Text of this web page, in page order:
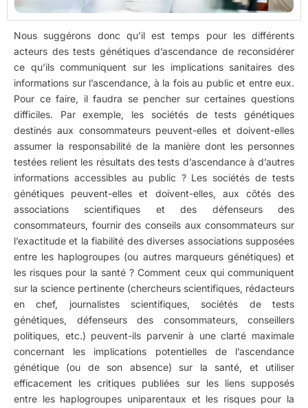
Nous suggérons donc qu’il est temps pour les différents
acteurs des tests génétiques d’ascendance de reconsidérer
ce qu’ils communiquent sur les implications sanitaires des
informations sur l’ascendance, à la fois au public et entre eux.
Pour ce faire, il faudra se pencher sur certaines questions
difficiles. Par exemple, les sociétés de tests génétiques
destinés aux consommateurs peuvent-elles et doivent-elles
assumer la responsabilité de la manière dont les personnes
testées relient les résultats des tests d’ascendance à d’autres
informations accessibles au public ? Les sociétés de tests
génétiques peuvent-elles et doivent-elles, aux côtés des
associations scientifiques et des défenseurs des
consommateurs, fournir des conseils aux consommateurs sur
l’exactitude et la fiabilité des diverses associations supposées
entre les haplogroupes (ou autres marqueurs génétiques) et
les risques pour la santé ? Comment ceux qui communiquent
sur la science pertinente (chercheurs scientifiques, rédacteurs
en chef, journalistes scientifiques, sociétés de tests
génétiques, défenseurs des consommateurs, conseillers
politiques, etc.) peuvent-ils parvenir à une clarté maximale
concernant les implications potentielles de l’ascendance
génétique (ou de son absence) sur la santé, et utiliser
efficacement les critiques publiées sur les liens supposés
entre les haplogroupes uniparentaux et les risques pour la